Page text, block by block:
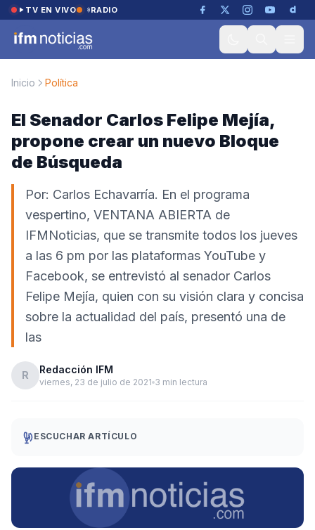
Saltar al contenido
TV EN VIVO RADIO
Inicio Política
El Senador Carlos Felipe Mejía,
propone crear un nuevo Bloque
de Búsqueda
Por: Carlos Echavarría. En el programa
vespertino, VENTANA ABIERTA de
IFMNoticias, que se transmite todos los jueves
a las 6 pm por las plataformas YouTube y
Facebook, se entrevistó al senador Carlos
Felipe Mejía, quien con su visión clara y concisa
sobre la actualidad del país, presentó una de
las
R Redacción IFM
viernes, 23 de julio de 2021 3 min lectura
ESCUCHAR ARTÍCULO